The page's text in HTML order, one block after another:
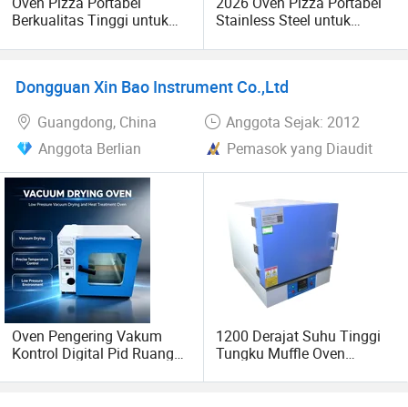
Berkualitas Tinggi untuk
Ruangan
Stainless Steel untuk
Dongguan Xin Bao Instrument Co.,Ltd
Guangdong, China
Anggota Sejak: 2012
Anggota Berlian
Pemasok yang Diaudit
Oven Pengering Vakum
Kontrol Digital Pid Ruang
Farmasi Komponen
1200 Derajat Suhu Tinggi
Tungku Muffle Oven